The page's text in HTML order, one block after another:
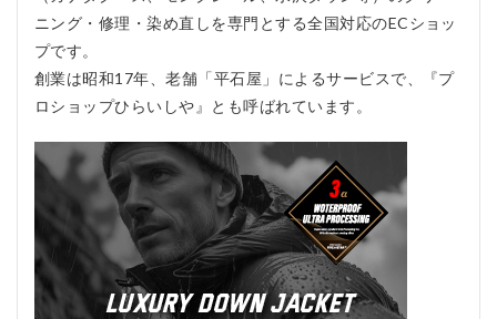
い方
法
3.3
注文
の流
ステ
プ）
3.4
工・
追加
ニング・修理・染め直しを専門とする全国対応のECショッ
プです。
創業は昭和17年、老舗「平石屋」によるサービスで、『プ
ロショップひらいしや』とも呼ばれています。